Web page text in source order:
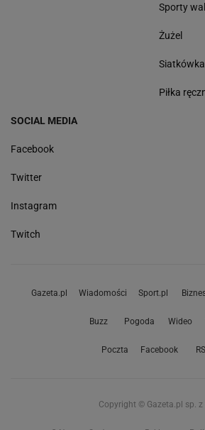
Sporty
Żużel
Siatkówka
Piłka
SOCIAL MEDIA
Facebook
Twitter
Instagram
Twitch
Gazeta.pl Wiadomości Sport.pl
Buzz Pogoda Wideo
Poczta Facebook
Copyright © Gazeta.pl sp. z